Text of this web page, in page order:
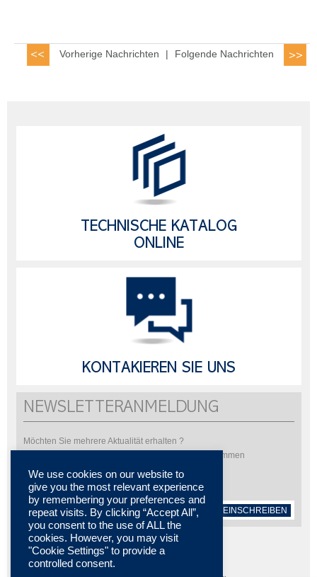
Vorherige Nachrichten | Folgende Nachrichten
TECHNISCHE KATALOG
ONLINE
KONTAKIEREN SIE UNS
NEWSLETTERANMELDUNG
Möchten Sie mehrere Aktualität erhalten ?
Bitte abonnieren Sie um unsere Newsletter zu bekommen
EINSCHREIBEN
We use cookies on our website to
give you the most relevant experience
by remembering your preferences and
repeat visits. By clicking “Accept All”,
you consent to the use of ALL the
cookies. However, you may visit
"Cookie Settings" to provide a
controlled consent.